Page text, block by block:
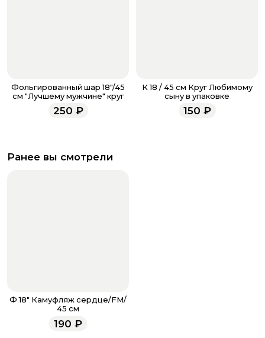
Фольгированный шар 18"/45
см "Лучшему мужчине" круг
250 ₽
К 18 / 45 см Круг Любимому
сыну в упаковке
150 ₽
Ранее вы смотрели
Ф 18" Камуфляж сердце/FM/
45 см
190 ₽